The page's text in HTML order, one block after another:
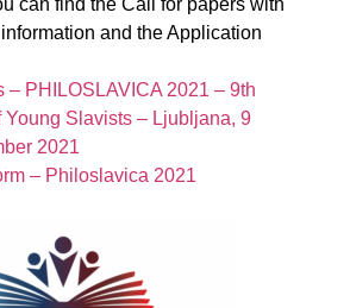
and the Application
– PHILOSLAVICA 2021 – 9th
Young Slavists – Ljubljana, 9
2021
– Philoslavica 2021